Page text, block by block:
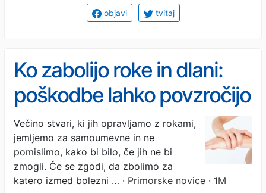
objavi tvitaj
Ko zabolijo roke in dlani:
poškodbe lahko povzročijo
vsakodnevne stvari
Večino stvari, ki jih opravljamo z rokami,
jemljemo za samoumevne in ne
pomislimo, kako bi bilo, če jih ne bi
zmogli. Če se zgodi, da zbolimo za
katero izmed bolezni … · Primorske novice · 1M